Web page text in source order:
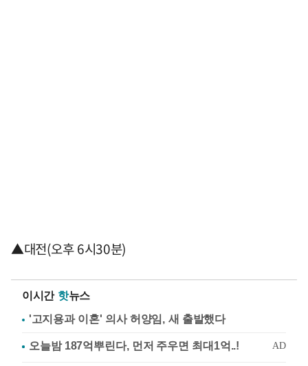
▲대전(오후 6시30분)
이시간 핫뉴스
'고지용과 이혼' 의사 허양임, 새 출발했다